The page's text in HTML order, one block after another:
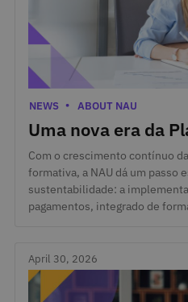
Uma nova era da
July 6, 2026
Categories
NEWS ABOUT NAU
Com o crescimento contínuo
formativa, a NAU dá um passo
sustentabilidade: a
pagamentos, integrado de
April 30, 2026